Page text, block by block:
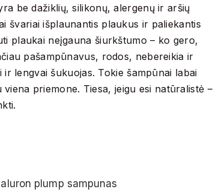
be dažiklių, silikonų, alergenų ir aršių
švariai išplaunantis plaukus ir paliekantis
plaukai neįgauna šiurkštumo – ko gero,
pašampūnavus, rodos, nebereikia ir
lengvai šukuojas. Tokie šampūnai labai
priemone. Tiesa, jeigu esi natūralistė –